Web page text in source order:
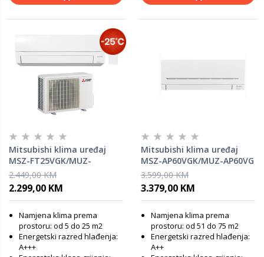
Mitsubishi klima uređaj
MSZ-FT25VGK/MUZ-
FT25VGHZ
2.449,00 KM
2.299,00 KM
Namjena klima prema
prostoru: od 5 do 25 m2
Energetski razred hlađenja:
A+++
Mitsubishi klima uređaj
MSZ-AP60VGK/MUZ-AP60VG
3.599,00 KM
3.379,00 KM
Namjena klima prema
prostoru: od 51 do 75 m2
Energetski razred hlađenja:
A++